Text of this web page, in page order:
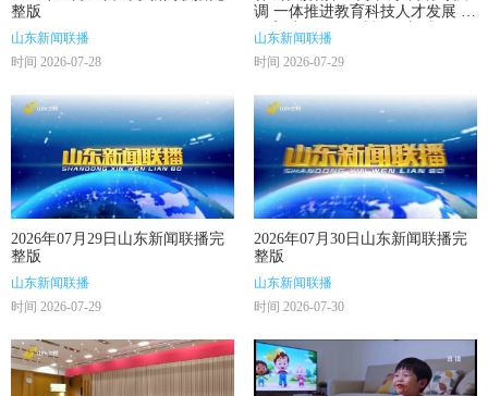
整版
山东新闻联播
时间 2026-07-28
调 一体推进教育科技人才发展 推
动高质量发展不断取得新成效
山东新闻联播
时间 2026-07-29
2026年07月29日山东新闻联播完
整版
山东新闻联播
时间 2026-07-29
2026年07月30日山东新闻联播完
整版
山东新闻联播
时间 2026-07-30